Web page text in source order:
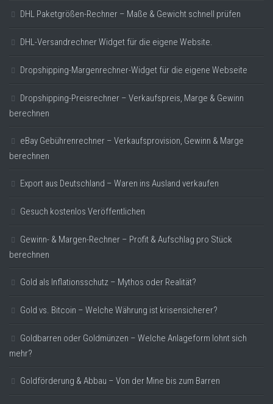
DHL Paketgrößen-Rechner – Maße & Gewicht schnell prüfen
DHL-Versandrechner Widget für die eigene Website.
Dropshipping-Margenrechner-Widget für die eigene Webseite
Dropshipping-Preisrechner – Verkaufspreis, Marge & Gewinn
berechnen
eBay Gebührenrechner – Verkaufsprovision, Gewinn & Marge
berechnen
Export aus Deutschland – Waren ins Ausland verkaufen
Gesuch kostenlos Veröffentlichen
Gewinn- & Margen-Rechner – Profit & Aufschlag pro Stück
berechnen
Gold als Inflationsschutz – Mythos oder Realität?
Gold vs. Bitcoin – Welche Währung ist krisensicherer?
Goldbarren oder Goldmünzen – Welche Anlageform lohnt sich
mehr?
Goldförderung & Abbau – Von der Mine bis zum Barren